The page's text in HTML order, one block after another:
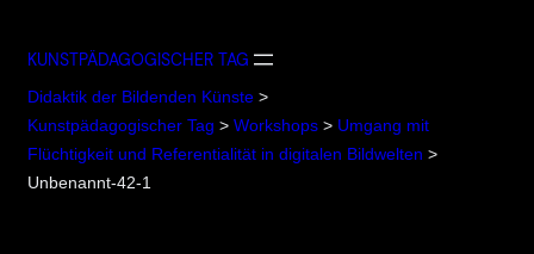
Inhalt
KUNSTPÄDAGOGISCHER TAG
Didaktik der Bildenden Künste >
Kunstpädagogischer Tag > Workshops > Umgang mit
Flüchtigkeit und Referentialität in digitalen Bildwelten >
Unbenannt-42-1